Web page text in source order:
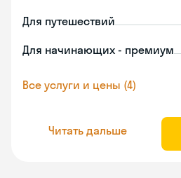
Для путешествий
Для начинающих - премиум
Все услуги и цены (4)
Читать дальше